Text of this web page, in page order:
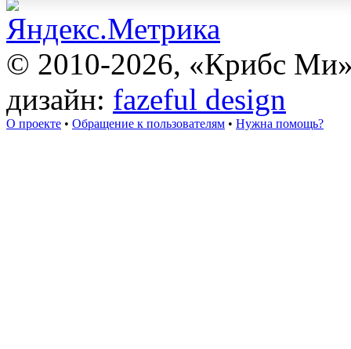
© 2010-2026, «Крибс
дизайн: fazeful design
О проекте • Обращение к пользователям • Нужна помощь?